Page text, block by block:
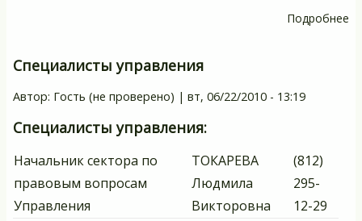
Подробнее
Специалисты управления
Автор: Гость (не проверено) | вт, 06/22/2010 - 13:19
Специалисты управления:
Начальник сектора по
правовым вопросам
Управления
ТОКАРЕВА
Людмила
Викторовна
(812)
295-
12-29